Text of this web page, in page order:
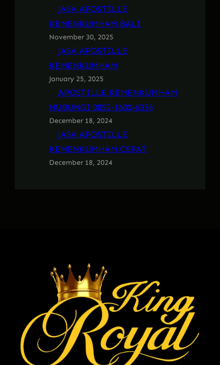
JASA APOSTILLE
KEMENKUMHAM BALI
November 30, 2025
JASA APOSTILLE
KEMENKUMHAM
January 25, 2025
APOSTILLE KEMENKUMHAM
HUBUNGI 0852-1600-6336
December 18, 2024
JASA APOSTILLE
KEMENKUMHAM CEPAT
December 18, 2024